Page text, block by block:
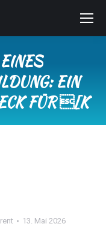
EIN
FÜR [K
13. Mai 2026